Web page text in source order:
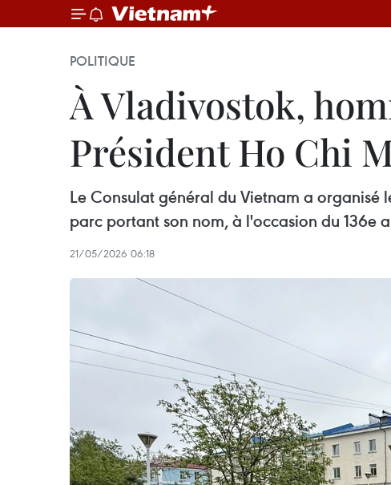
POLITIQUE
À Vladivostok,
Président Ho Chi
Le Consulat général du Vietnam a organisé
parc portant son nom, à l'occasion du 136e
21/05/2026 06:18